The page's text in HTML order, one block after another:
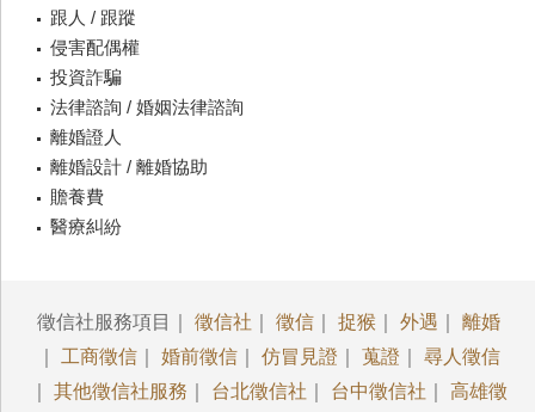
跟人 / 跟蹤
侵害配偶權
投資詐騙
法律諮詢 / 婚姻法律諮詢
離婚證人
離婚設計 / 離婚協助
贍養費
醫療糾紛
徵信社服務項目｜ 徵信社 徵信 捉猴 外遇
離婚
工商徵信 婚前徵信 仿冒見證 蒐證
尋人徵信
其他徵信社服務 台北徵信社 台中徵信社 高雄徵